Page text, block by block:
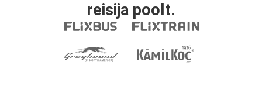
reisija poolt.